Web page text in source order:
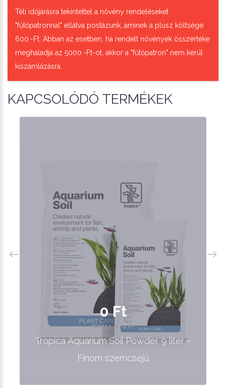
Téli időjárásra tekintettel a növény rendeléseket
"fűtőpatronnal" ellátva postázunk, aminek a plusz költsége
600.-Ft. Abban az esetben, ha rendelt növények összértéke
meghaladja az 5000.-Ft-ot, akkor a "fűtőpatron" nem kerül
kiszámlázásra.
KAPCSOLÓDÓ TERMÉKEK
0 Ft
Nettó ár: 0 Ft
Tropica Aquarium Soil Powder 9 liter -
Finom szemcséjű